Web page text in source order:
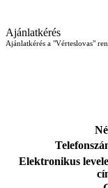
Ajánlatkérés
Ajánlatkérés a "Vérteslovas"
Elektronikus